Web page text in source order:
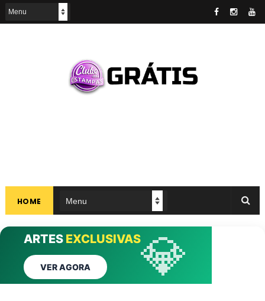
HOME
ANÚNCIOS
QUERO REMOVER AGORA
CLUBE DAS
ESTAMPAS
ASSINAR CLUBE
INTERRUPÇÕES
ASSINAR AGORA
ARTES EXCLUSIVAS
VER AGORA 💎